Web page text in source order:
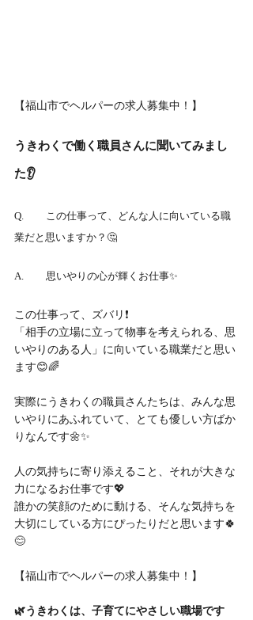
【福山市でヘルパーの求人募集中！】
うきわくで働く職員さんに聞いてみまし
た👂
Q.	この仕事って、どんな人に向いている職
業だと思いますか？🤔
A.	思いやりの心が輝くお仕事✨
この仕事って、ズバリ❗️
「相手の立場に立って物事を考えられる、思
いやりのある人」に向いている職業だと思い
ます😊🌈
実際にうきわくの職員さんたちは、みんな思
いやりにあふれていて、とても優しい方ばか
りなんです🌼✨
人の気持ちに寄り添えること、それが大きな
力になるお仕事です💖
誰かの笑顔のために動ける、そんな気持ちを
大切にしている方にぴったりだと思います🍀
😊
【福山市でヘルパーの求人募集中！】
🌿うきわくは、子育てにやさしい職場です